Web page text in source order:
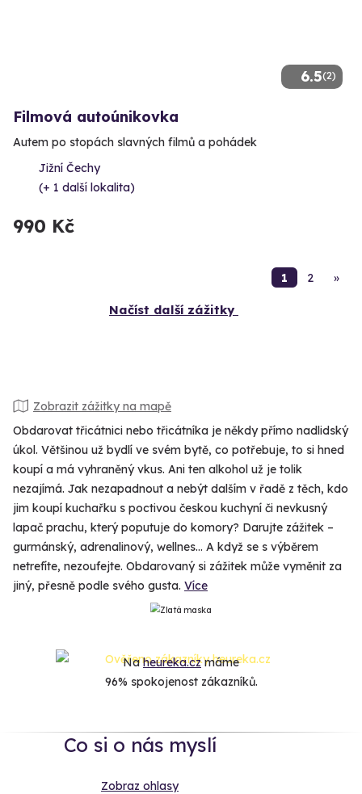
6.5(2)
Filmová autoúnikovka
Autem po stopách slavných filmů a pohádek
Jižní Čechy
(+ 1 další lokalita)
990 Kč
1 2 »
Načíst další zážitky
Zobrazit zážitky na mapě
Obdarovat třicátnici nebo třicátníka je někdy přímo nadlidský
úkol. Většinou už bydlí ve svém bytě, co potřebuje, to si hned
koupí a má vyhraněný vkus. Ani ten alkohol už je tolik
nezajímá. Jak nezapadnout a nebýt dalším v řadě z těch, kdo
jim koupí kuchařku s poctivou českou kuchyní či nevkusný
lapač prachu, který poputuje do komory? Darujte zážitek –
gurmánský, adrenalinový, wellnes... A když se s výběrem
netrefíte, nezoufejte. Obdarovaný si zážitek může vyměnit za
jiný, přesně podle svého gusta. Více
Naheureka.czmáme
96% spokojenost zákazníků.
Co si o nás myslí
Zobraz ohlasy